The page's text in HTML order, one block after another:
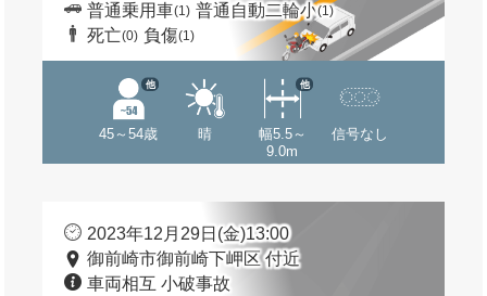
普通乗用車(1) 普通自動二輪小(1)
死亡(0) 負傷(1)
45～54歳
他
晴
幅5.5～
9.0m
他
信号なし
2023年12月29日(金)13:00
御前崎市御前崎下岬区 付近
車両相互 小破事故